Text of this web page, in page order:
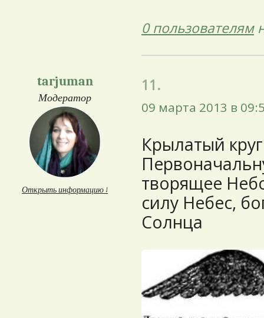
0 пользователям
tarjuman
Модератор
Открыть информацию ↓
11.
09 марта 2013 в
Крылатый
творящее
силу Небес,
Солнца